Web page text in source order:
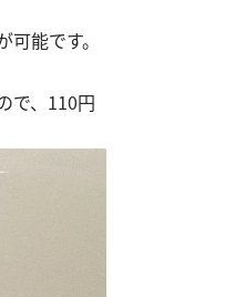
能です。
で、110円